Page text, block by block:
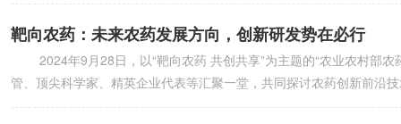
靶向农药：未来农药发展方向，创新研发势在必行
2024年9月28日，以“靶向农药 共创共享”为主题的“农业农村部农
管、顶尖科学家、精英企业代表等汇聚一堂，共同探讨农药创新前沿